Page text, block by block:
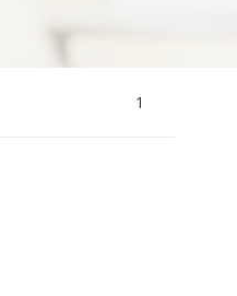
1